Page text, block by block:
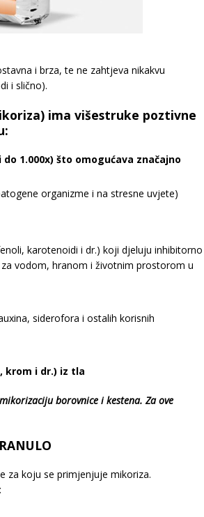
i brza, te ne zahtjeva nikakvu
i slično).
ima višestruke poztivne
1.000x) što omogućava značajno
organizme i na stresne uvjete)
karotenoidi i dr.) koji djeluju inhibitorno
vodom, hranom i životnim prostorom u
siderofora i ostalih korisnih
krom i dr.) iz tla
borovnice i kestena. Za ove
za koju se primjenjuje mikoriza.